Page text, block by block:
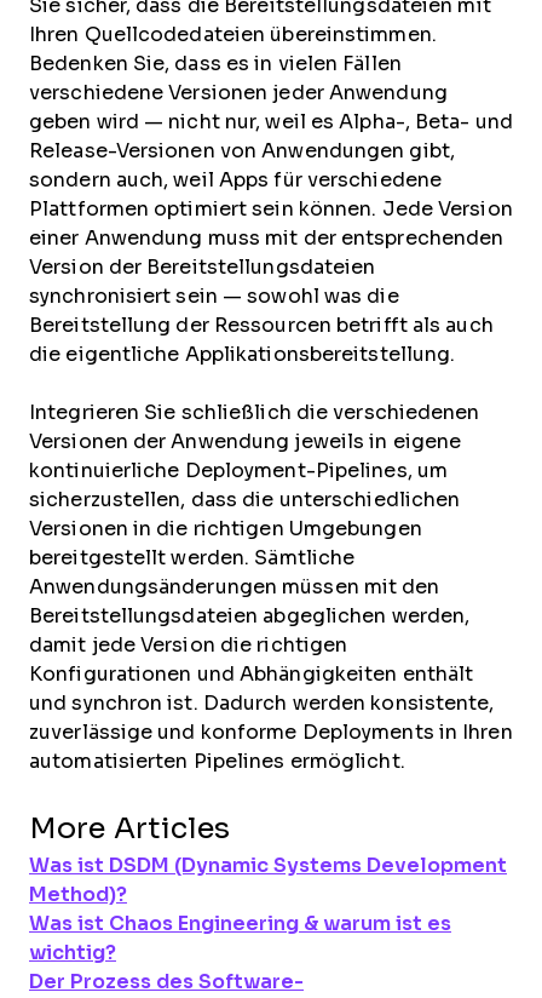
Sie sicher, dass die Bereitstellungsdateien mit
Ihren Quellcodedateien übereinstimmen.
Bedenken Sie, dass es in vielen Fällen
verschiedene Versionen jeder Anwendung
geben wird — nicht nur, weil es Alpha-, Beta- und
Release-Versionen von Anwendungen gibt,
sondern auch, weil Apps für verschiedene
Plattformen optimiert sein können. Jede Version
einer Anwendung muss mit der entsprechenden
Version der Bereitstellungsdateien
synchronisiert sein — sowohl was die
Bereitstellung der Ressourcen betrifft als auch
die eigentliche Applikationsbereitstellung.
Integrieren Sie schließlich die verschiedenen
Versionen der Anwendung jeweils in eigene
kontinuierliche Deployment-Pipelines, um
sicherzustellen, dass die unterschiedlichen
Versionen in die richtigen Umgebungen
bereitgestellt werden. Sämtliche
Anwendungsänderungen müssen mit den
Bereitstellungsdateien abgeglichen werden,
damit jede Version die richtigen
Konfigurationen und Abhängigkeiten enthält
und synchron ist. Dadurch werden konsistente,
zuverlässige und konforme Deployments in Ihren
automatisierten Pipelines ermöglicht.
More Articles
Was ist DSDM (Dynamic Systems Development
Method)?
Was ist Chaos Engineering & warum ist es
wichtig?
Der Prozess des Software-